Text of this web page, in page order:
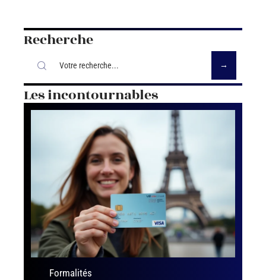
Recherche
Les incontournables
Formalités